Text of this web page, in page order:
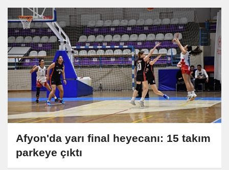
Afyon'da yarı final heyecanı: 15 takım
parkeye çıktı